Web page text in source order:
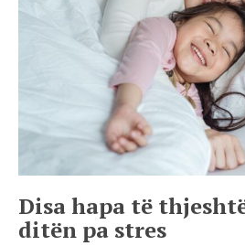
Disa hapa të
ditën pa stres